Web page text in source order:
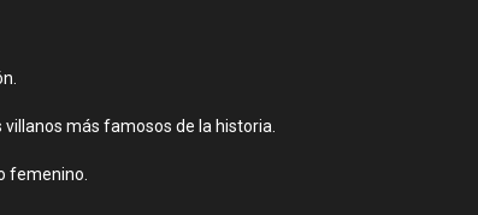
más famosos de la historia.
femenino.